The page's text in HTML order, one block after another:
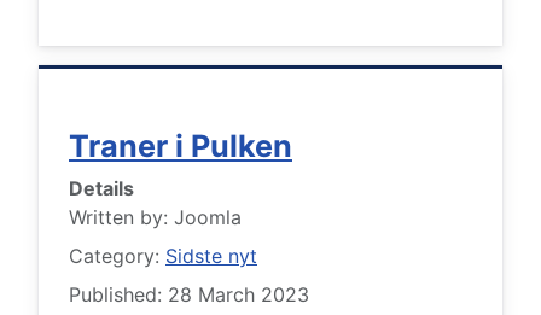
Traner i Pulken
Details
Written by: Joomla
Category: Sidste nyt
Published: 28 March 2023